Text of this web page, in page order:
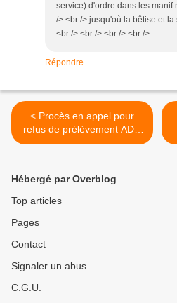
service) d'ordre dans les manif
/> <br /> jusqu'où la bêtise et
<br /> <br /> <br /> <br />
Répondre
< Procès en appel pour
refus de prélèvement ADN
à Rennes
Hébergé par Overblog
Top articles
Pages
Contact
Signaler un abus
C.G.U.